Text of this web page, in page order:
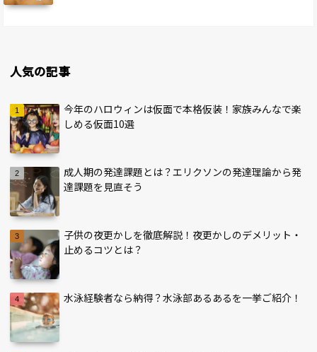
人気の記事
今年のハロウィンは仮面で本格仮装！家族みんなで楽
しめる仮面10選
成人期の発達課題とは？エリクソンの発達理論から発
達課題を見直そう
子供の夜更かしを徹底解説！夜更かしのデメリット・
止めるコツとは？
水泳経験者なら納得？水泳部あるあるを一挙ご紹介！